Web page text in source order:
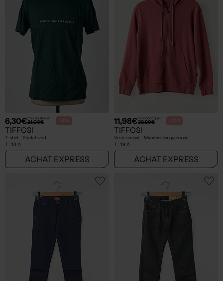
6,30€Prix boutique :
21,00€ -70%
TIFFOSI
T-shirt - Stretch vert
T : 13 A
ACHAT EXPRESS
11,98€Prix boutique :
39,90€ -70%
TIFFOSI
Veste casual - Manches longues rose
T : 18 A
ACHAT EXPRESS